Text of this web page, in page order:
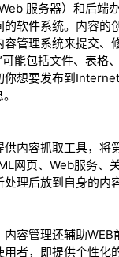
服务器）和后端
软件系统。内容的
容管理系统来提交、
能包括文件、表格
你想要发布到
供内容抓取工具，将
网页、Web服务、
理后放到自身的内
内容管理还辅助WEB
用者，即提供个性化